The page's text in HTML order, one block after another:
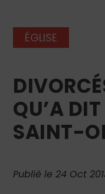
ÉGLISE
QU’A DIT
SAINT-
Publié le 24 Oct